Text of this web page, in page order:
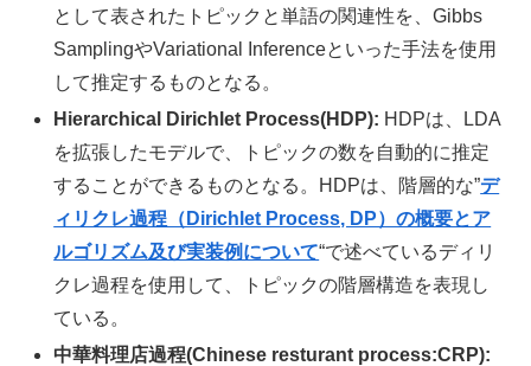
として表されたトピックと単語の関連性を、Gibbs
SamplingやVariational Inferenceといった手法を使用
して推定するものとなる。
Hierarchical Dirichlet Process(HDP): HDPは、LDA
を拡張したモデルで、トピックの数を自動的に推定
することができるものとなる。HDPは、階層的な”デ
ィリクレ過程（Dirichlet Process, DP）の概要とア
ルゴリズム及び実装例について“で述べているディリ
クレ過程を使用して、トピックの階層構造を表現し
ている。
中華料理店過程(Chinese resturant process:CRP):